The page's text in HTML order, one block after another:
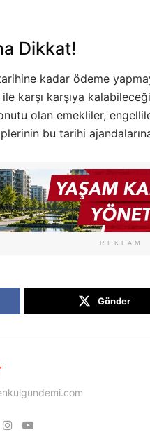
Dikkat!
kadar ödeme
ile karşı karşıya
olan emekliler,
bu tarihi
REKLAM
Gönder